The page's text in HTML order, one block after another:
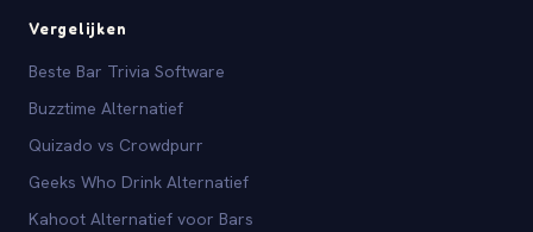
Vergelijken
Beste Bar Trivia Software
Buzztime Alternatief
Quizado vs Crowdpurr
Geeks Who Drink Alternatief
Kahoot Alternatief voor Bars